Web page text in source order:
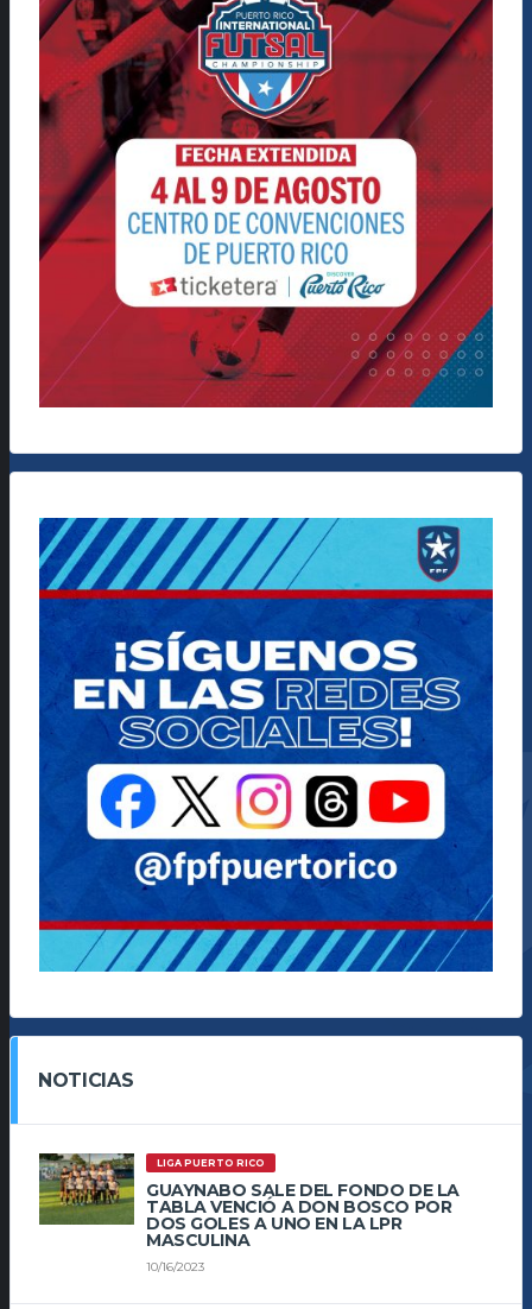
NOTICIAS
LIGA PUERTO RICO
GUAYNABO SALE DEL FONDO DE LA
TABLA VENCIÓ A DON BOSCO POR
DOS GOLES A UNO EN LA LPR
MASCULINA
10/16/2023